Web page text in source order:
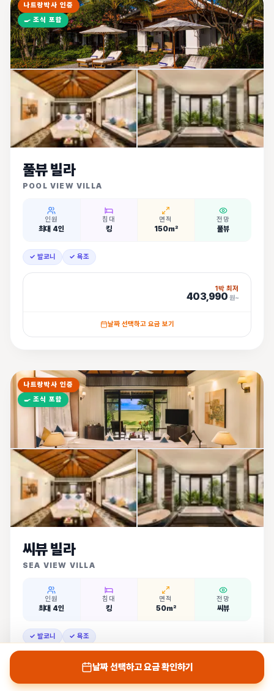
나트랑박사 인증
🍳 조식 포함
풀뷰 빌라
POOL VIEW VILLA
인원
최대 4인
침대
킹
면적
150㎡
전망
풀뷰
✓ 발코니 ✓ 욕조
1박 최저
403,990 원~
날짜 선택하고 요금 보기
나트랑박사 인증
🍳 조식 포함
씨뷰 빌라
SEA VIEW VILLA
인원
최대 4인
침대
킹
면적
50㎡
전망
씨뷰
✓ 발코니 ✓ 욕조
날짜 선택하고 요금 확인하기